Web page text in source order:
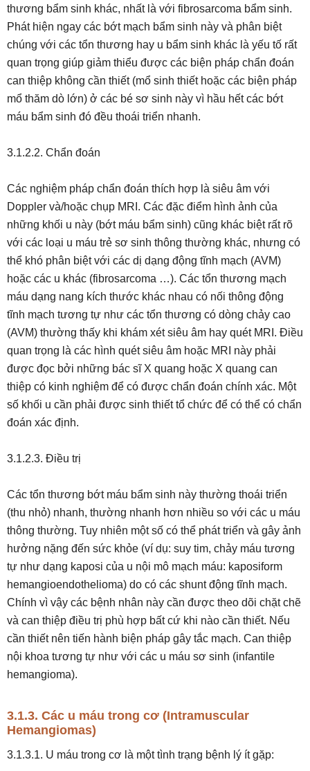
thương bẩm sinh khác, nhất là với fibrosarcoma bẩm sinh.
Phát hiện ngay các bớt mạch bẩm sinh này và phân biệt
chúng với các tổn thương hay u bẩm sinh khác là yếu tố rất
quan trọng giúp giảm thiểu được các biện pháp chẩn đoán
can thiệp không cần thiết (mổ sinh thiết hoặc các biện pháp
mổ thăm dò lớn) ở các bé sơ sinh này vì hầu hết các bớt
máu bẩm sinh đó đều thoái triển nhanh.
3.1.2.2. Chẩn đoán
Các nghiệm pháp chẩn đoán thích hợp là siêu âm với
Doppler và/hoặc chụp MRI. Các đặc điểm hình ảnh của
những khối u này (bớt máu bẩm sinh) cũng khác biệt rất rõ
với các loại u máu trẻ sơ sinh thông thường khác, nhưng có
thể khó phân biệt với các dị dạng động tĩnh mạch (AVM)
hoặc các u khác (fibrosarcoma …). Các tổn thương mạch
máu dạng nang kích thước khác nhau có nối thông động
tĩnh mạch tương tự như các tổn thương có dòng chảy cao
(AVM) thường thấy khi khám xét siêu âm hay quét MRI. Điều
quan trọng là các hình quét siêu âm hoặc MRI này phải
được đọc bởi những bác sĩ X quang hoặc X quang can
thiệp có kinh nghiệm để có được chẩn đoán chính xác. Một
số khối u cần phải được sinh thiết tổ chức để có thể có chẩn
đoán xác định.
3.1.2.3. Điều trị
Các tổn thương bớt máu bẩm sinh này thường thoái triển
(thu nhỏ) nhanh, thường nhanh hơn nhiều so với các u máu
thông thường. Tuy nhiên một số có thể phát triển và gây ảnh
hưởng nặng đến sức khỏe (ví dụ: suy tim, chảy máu tương
tự như dạng kaposi của u nội mô mạch máu: kaposiform
hemangioendothelioma) do có các shunt động tĩnh mạch.
Chính vì vậy các bệnh nhân này cần được theo dõi chặt chẽ
và can thiệp điều trị phù hợp bất cứ khi nào cần thiết. Nếu
cần thiết nên tiến hành biện pháp gây tắc mạch. Can thiệp
nội khoa tương tự như với các u máu sơ sinh (infantile
hemangioma).
3.1.3. Các u máu trong cơ (Intramuscular
Hemangiomas)
3.1.3.1. U máu trong cơ là một tình trạng bệnh lý ít gặp: